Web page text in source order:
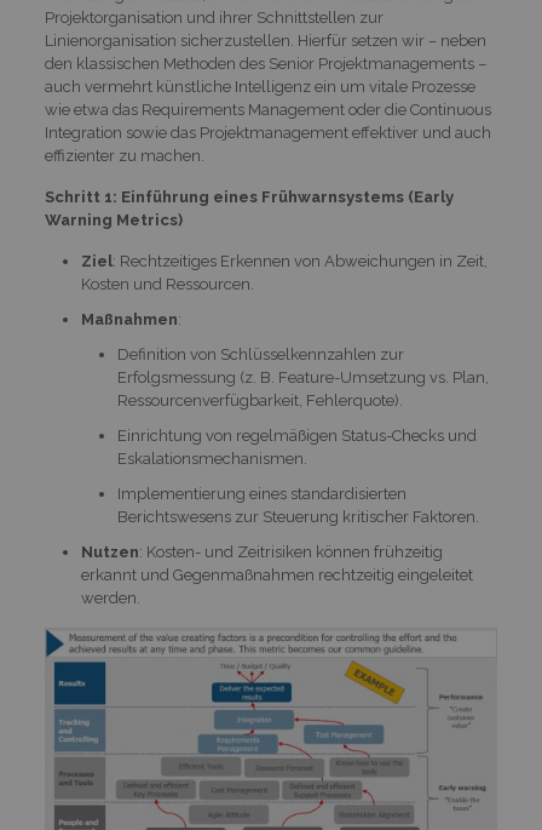
Projektorganisation und ihrer Schnittstellen zur
Linienorganisation sicherzustellen. Hierfür setzen wir – neben
den klassischen Methoden des Senior Projektmanagements –
auch vermehrt künstliche Intelligenz ein um vitale Prozesse
wie etwa das Requirements Management oder die Continuous
Integration sowie das Projektmanagement effektiver und auch
effizienter zu machen.
Schritt 1: Einführung eines Frühwarnsystems (Early
Warning Metrics)
Ziel: Rechtzeitiges Erkennen von Abweichungen in Zeit,
Kosten und Ressourcen.
Maßnahmen:
Definition von Schlüsselkennzahlen zur
Erfolgsmessung (z. B. Feature-Umsetzung vs. Plan,
Ressourcenverfügbarkeit, Fehlerquote).
Einrichtung von regelmäßigen Status-Checks und
Eskalationsmechanismen.
Implementierung eines standardisierten
Berichtswesens zur Steuerung kritischer Faktoren.
Nutzen: Kosten- und Zeitrisiken können frühzeitig
erkannt und Gegenmaßnahmen rechtzeitig eingeleitet
werden.